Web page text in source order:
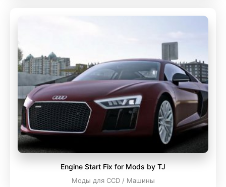
Engine Start Fix for Mods by TJ
Моды для CCD / Машины